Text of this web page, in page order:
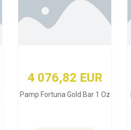
4 076,82 EUR
Pamp Fortuna Gold Bar 1 Oz